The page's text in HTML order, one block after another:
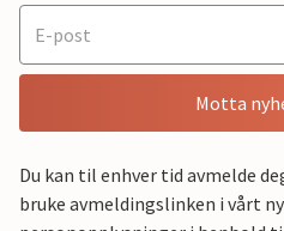
Motta
Du kan til enhver tid avmelde
bruke avmeldingslinken i vårt